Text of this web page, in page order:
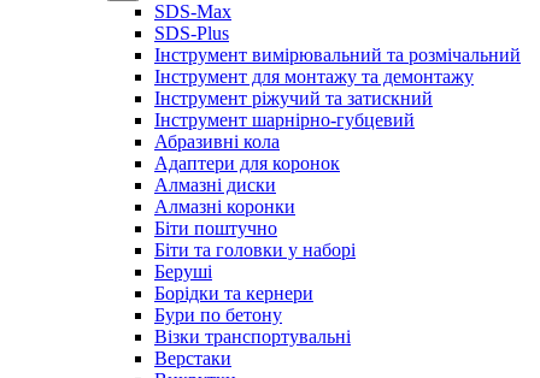
SDS-Max
SDS-Plus
Інструмент вимірювальний та розмічальний
Інструмент для монтажу та демонтажу
Інструмент ріжучий та затискний
Інструмент шарнірно-губцевий
Абразивні кола
Адаптери для коронок
Алмазні диски
Алмазні коронки
Біти поштучно
Біти та головки у наборі
Беруші
Борідки та кернери
Бури по бетону
Візки транспортувальні
Верстаки